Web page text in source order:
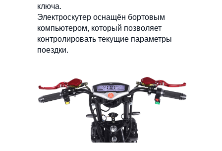
ключа.
Электроскутер оснащён бортовым
компьютером, который позволяет
контролировать текущие параметры
поездки.